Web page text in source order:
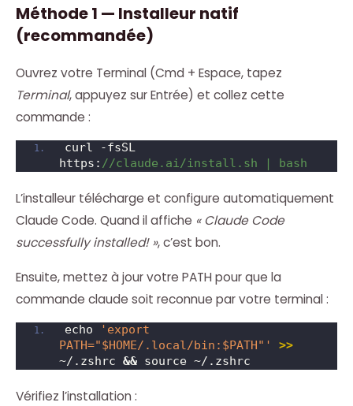
Méthode 1 — Installeur natif
(recommandée)
Ouvrez votre Terminal (Cmd + Espace, tapez
Terminal, appuyez sur Entrée) et collez cette
commande :
curl -fsSL
https: //claude.ai/install.sh | bash
L’installeur télécharge et configure automatiquement
Claude Code. Quand il affiche « Claude Code
successfully installed! », c’est bon.
Ensuite, mettez à jour votre PATH pour que la
commande claude soit reconnue par votre terminal :
echo
'export
PATH="$HOME/.local/bin:$PATH"'
>>
~/.zshrc && source ~/.zshrc
Vérifiez l’installation :